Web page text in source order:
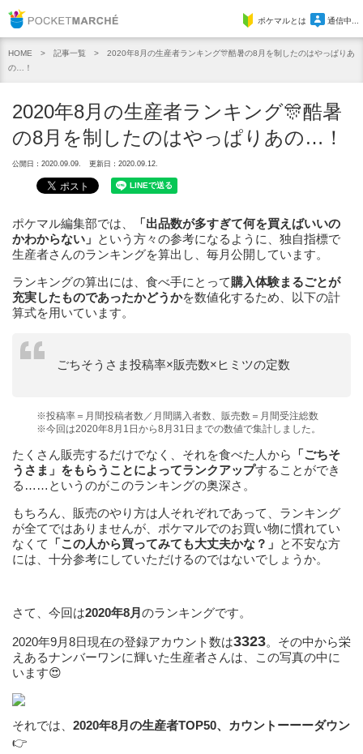
Pocket Marcheポケマルとは 通信中...
HOME 記事一覧
2020年8月の生産者ランキング🎊酷暑の8月を制したのはやっぱりあ
の…！
2020年8月の生産者ランキング🎊酷暑
の8月を制したのはやっぱりあの…！
公開日：2020.09.09. 更新日：2020.09.12.
ポケマル編集部では、
「出品数が多すぎて何を買えばいいの
かわからない」 という方々の参考になるように、独自指標で
生産者さんのランキングを算出し、毎月公開しています。
ランキングの算出には、食べ手にとって 購入体験まるごとが
充実したものであったかどうかを数値化するため、以下の計
算式を用いています。
ごちそうさま投稿率×販売数×ヒミツの定数
※投稿率＝月間投稿者数／月間購入者数、販売数＝月間受注総数
※今回は2020年8月1日から8月31日までの数値で集計しました。
たくさん販売するだけでなく、それを食べた人から
「ごちそ
うさま」をもらうことによってランクアップすることができ
る……というのがこのランキングの奥深さ。
もちろん、販売のやり方は人それぞれであって、ランキング
が全てではありませんが、ポケマルでのお買い物に慣れてい
なくて
「この人から買ってみても大丈夫かな？」 と不安な方
には、十分参考にしていただけるのではないでしょうか。
さて、今回は2020年8月 のランキングです。
2020年9月8日現在の登録アカウント数は3323。その中から栄
えあるナンバーワンに輝いた生産者さんは、この写真の中に
います😍
それでは、 2020年8月の生産者TOP50、カウント ーーーダウン
👉